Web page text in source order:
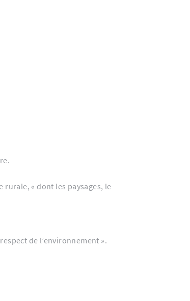
« dont les paysages, le
de l’environnement ».